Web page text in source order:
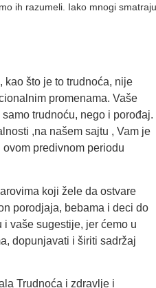
ih razumeli. Iako mnogi
kao što je to trudnoća, nije
promenama. Vaše
trudnoću, nego i porođaj.
,na našem sajtu , Vam je
predivnom periodu
koji žele da ostvare
porodjaja, bebama i deci do
vaše sugestije, jer ćemo u
dopunjavati i širiti sadržaj
Trudnoća i zdravlje i